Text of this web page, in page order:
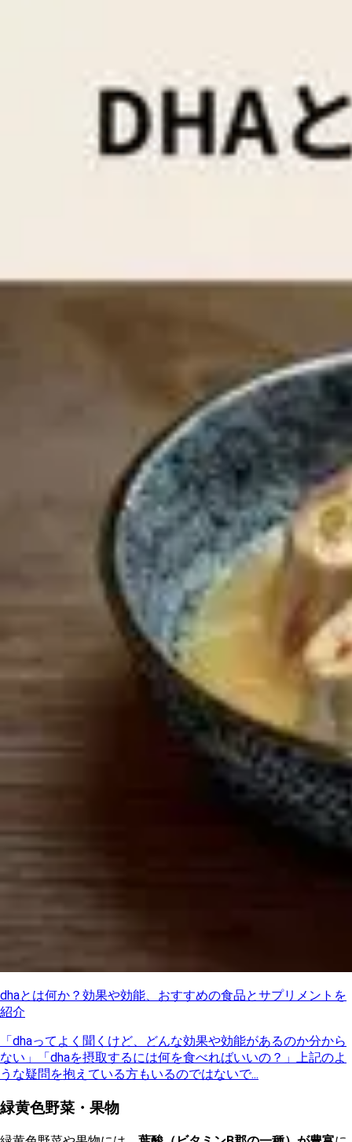
dhaとは何か？効果や効能、おすすめの食品とサプリメントを
紹介
「dhaってよく聞くけど、どんな効果や効能があるのか分から
ない」「dhaを摂取するには何を食べればいいの？」上記のよ
うな疑問を抱えている方もいるのではないで...
緑黄色野菜・果物